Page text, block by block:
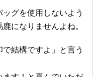
グを使用しないよう
になりませんよね。
結構ですよ」と言う